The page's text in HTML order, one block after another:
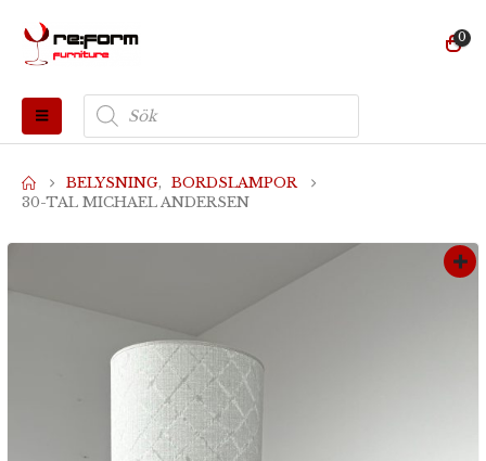
0
Produktsökning
BELYSNING, BORDSLAMPOR
30-TAL MICHAEL ANDERSEN